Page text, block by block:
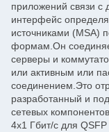
приложений связи с
интерфейс
источниками (MSA)
формам.Он
серверы и
или активным или
соединением.Это
разработанный и
сетевых
4x1 Гбит/с для